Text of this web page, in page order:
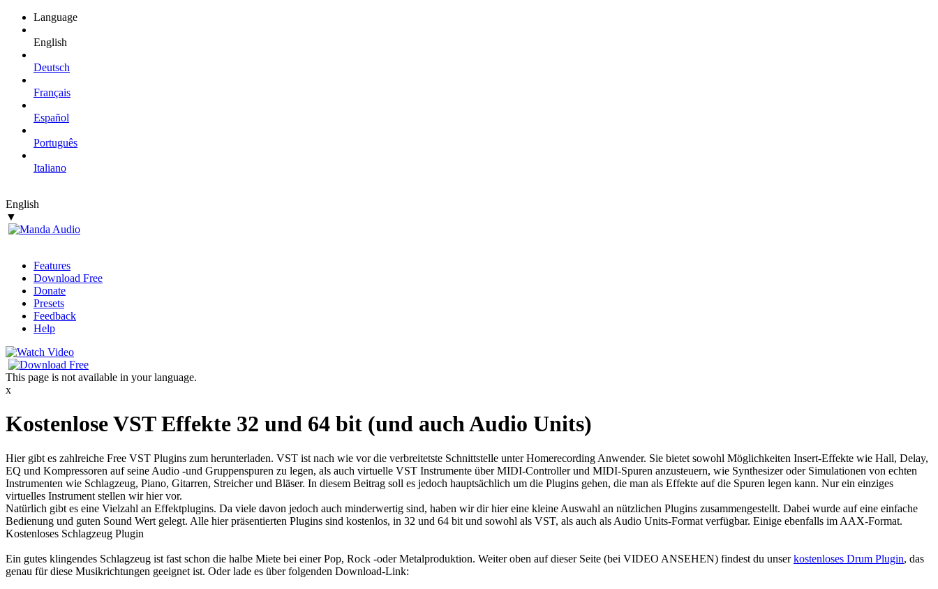
Language
English
Deutsch
Français
Español
Português
Italiano
English
▼
Features
Download Free
Donate
Presets
Feedback
Help
This page is not available in your language.
x
Kostenlose VST Effekte 32 und 64 bit (und auch Audio Units)
Hier gibt es zahlreiche Free VST Plugins zum herunterladen. VST ist nach wie vor die verbreitetste Schnittstelle unter Homerecording Anwender. Sie bietet sowohl Möglichkeiten Insert-Effekte wie Hall, Delay,
EQ und Kompressoren auf seine Audio -und Gruppenspuren zu legen, als auch virtuelle VST Instrumente über MIDI-Controller und MIDI-Spuren anzusteuern, wie Synthesizer oder Simulationen von echten
Instrumenten wie Schlagzeug, Piano, Gitarren, Streicher und Bläser. In diesem Beitrag soll es jedoch hauptsächlich um die Plugins gehen, die man als Effekte auf die Spuren legen kann. Nur ein einziges
virtuelles Instrument stellen wir hier vor.
Natürlich gibt es eine Vielzahl an Effektplugins. Da viele davon jedoch auch minderwertig sind, haben wir dir hier eine kleine Auswahl an nützlichen Plugins zusammengestellt. Dabei wurde auf eine einfache
Bedienung und guten Sound Wert gelegt. Alle hier präsentierten Plugins sind kostenlos, in 32 und 64 bit und sowohl als VST, als auch als Audio Units-Format verfügbar. Einige ebenfalls im AAX-Format.
Kostenloses Schlagzeug Plugin
Ein gutes klingendes Schlagzeug ist fast schon die halbe Miete bei einer Pop, Rock -oder Metalproduktion. Weiter oben auf dieser Seite (bei VIDEO ANSEHEN) findest du unserkostenloses Drum Plugin, das
genau für diese Musikrichtungen geeignet ist. Oder lade es über folgenden Download-Link: